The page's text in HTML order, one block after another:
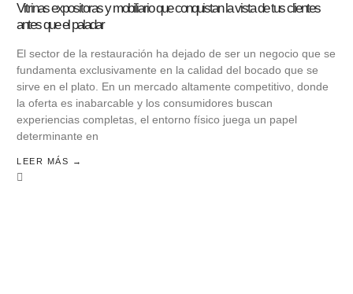
Vitrinas expositoras y mobiliario que conquistan la vista de tus clientes
antes que el paladar
El sector de la restauración ha dejado de ser un negocio que se
fundamenta exclusivamente en la calidad del bocado que se
sirve en el plato. En un mercado altamente competitivo, donde
la oferta es inabarcable y los consumidores buscan
experiencias completas, el entorno físico juega un papel
determinante en
LEER MÁS →